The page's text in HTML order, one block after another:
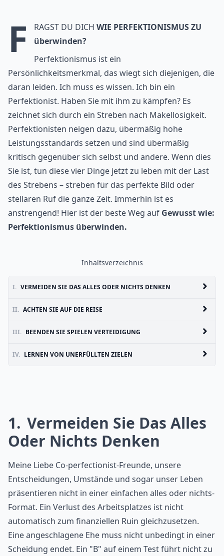
F ragst du dich wie Perfektionismus zu
überwinden?
Perfektionismus ist ein
Persönlichkeitsmerkmal, das wiegt sich diejenigen, die
daran leiden. Ich muss es wissen. Ich bin ein
Perfektionist. Haben Sie mit ihm zu kämpfen? Es
zeichnet sich durch ein Streben nach Makellosigkeit.
Perfektionisten neigen dazu, übermäßig hohe
Leistungsstandards setzen und sind übermäßig
kritisch gegenüber sich selbst und andere. Wenn dies
Sie ist, tun diese vier Dinge jetzt zu leben mit der Last
des Strebens – streben für das perfekte Bild oder
stellaren Ruf die ganze Zeit. Immerhin ist es
anstrengend! Hier ist der beste Weg auf Gewusst wie:
Perfektionismus überwinden.
Inhaltsverzeichnis
I. VERMEIDEN SIE DAS ALLES ODER NICHTS DENKEN
II. ACHTEN SIE AUF DIE REISE
III. BEENDEN SIE SPIELEN VERTEIDIGUNG
IV. LERNEN VON UNERFÜLLTEN ZIELEN
1
Vermeiden Sie Das Alles
Oder Nichts Denken
Meine Liebe Co-perfectionist-Freunde, unsere
Entscheidungen, Umstände und sogar unser Leben
präsentieren nicht in einer einfachen alles oder nichts-
Format. Ein Verlust des Arbeitsplatzes ist nicht
automatisch zum finanziellen Ruin gleichzusetzen.
Eine angeschlagene Ehe muss nicht unbedingt in einer
Scheidung endet. Ein "B" auf einem Test führt nicht zu